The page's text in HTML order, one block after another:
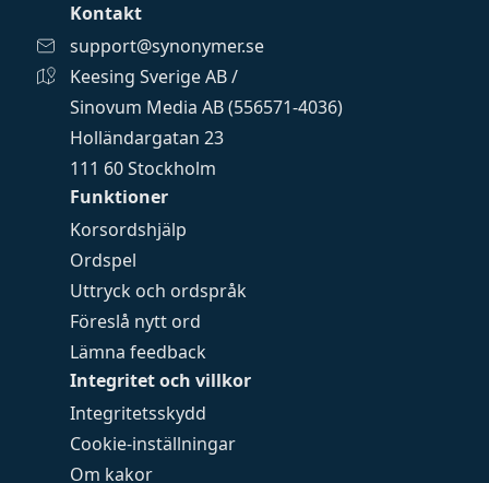
Funktioner
Korsordshjälp
Ordspel
Uttryck och ordspråk
Föreslå nytt ord
Lämna feedback
Integritet och villkor
Integritetsskydd
Cookie-inställningar
Om kakor
Kontakt
support@synonymer.se
Keesing Sverige AB /
Sinovum Media AB (556571-4036)
Holländargatan 23
111 60 Stockholm